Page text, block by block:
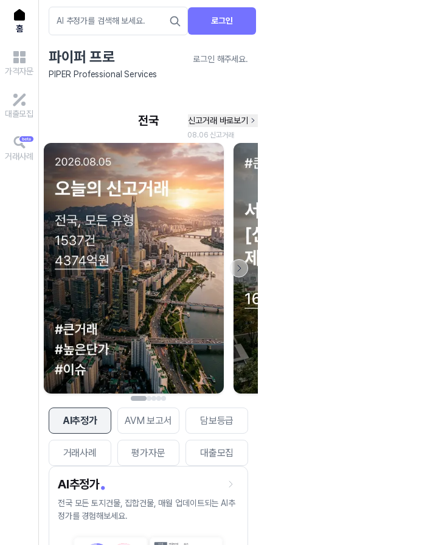
홈
가격자문
대출모집
거래사례
로그인
파이퍼 프로
로그인 해주세요.
PIPER Professional Services
AI추정가 AVM 보고서 담보등급
거래사례 평가자문 대출모집
AI추정가
전국 모든 토지건물, 집합건물, 매월 업데이트되는 AI추
정가를 경험해보세요.